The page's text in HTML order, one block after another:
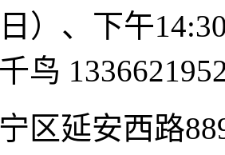
）、下午
鸟
宁区延安西路